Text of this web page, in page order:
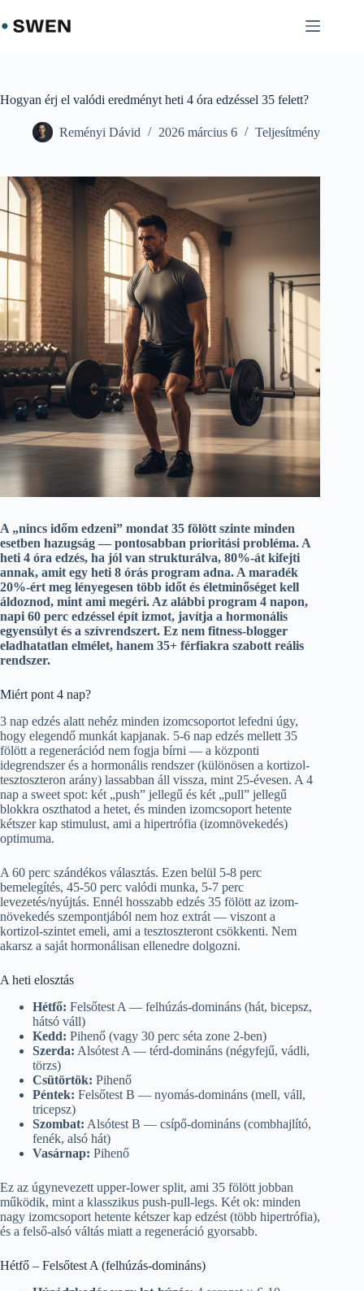
to
content
Hogyan érj el valódi eredményt heti 4 óra edzéssel 35 felett?
Reményi Dávid 2026 március 6 Teljesítmény
A „nincs időm edzeni” mondat 35 fölött szinte minden
esetben hazugság — pontosabban prioritási probléma. A
heti 4 óra edzés, ha jól van strukturálva, 80%-át kifejti
annak, amit egy heti 8 órás program adna. A maradék
20%-ért meg lényegesen több időt és életminőséget kell
áldoznod, mint ami megéri. Az alábbi program 4 napon,
napi 60 perc edzéssel épít izmot, javítja a hormonális
egyensúlyt és a szívrendszert. Ez nem fitness-blogger
eladhatatlan elmélet, hanem 35+ férfiakra szabott reális
rendszer.
Miért pont 4 nap?
3 nap edzés alatt nehéz minden izomcsoportot lefedni úgy,
hogy elegendő munkát kapjanak. 5-6 nap edzés mellett 35
fölött a regenerációd nem fogja bírni — a központi
idegrendszer és a hormonális rendszer (különösen a kortizol-
tesztoszteron arány) lassabban áll vissza, mint 25-évesen. A 4
nap a sweet spot: két „push” jellegű és két „pull” jellegű
blokkra oszthatod a hetet, és minden izomcsoport hetente
kétszer kap stimulust, ami a hipertrófia (izomnövekedés)
optimuma.
A 60 perc szándékos választás. Ezen belül 5-8 perc
bemelegítés, 45-50 perc valódi munka, 5-7 perc
levezetés/nyújtás. Ennél hosszabb edzés 35 fölött az izom-
növekedés szempontjából nem hoz extrát — viszont a
kortizol-szintet emeli, ami a tesztoszteront csökkenti. Nem
akarsz a saját hormonálisan ellenedre dolgozni.
A heti elosztás
Hétfő: Felsőtest A — felhúzás-domináns (hát, bicepsz,
hátsó váll)
Kedd: Pihenő (vagy 30 perc séta zone 2-ben)
Szerda: Alsótest A — térd-domináns (négyfejű, vádli,
törzs)
Csütörtök: Pihenő
Péntek: Felsőtest B — nyomás-domináns (mell, váll,
tricepsz)
Szombat: Alsótest B — csípő-domináns (combhajlító,
fenék, alsó hát)
Vasárnap: Pihenő
Ez az úgynevezett upper-lower split, ami 35 fölött jobban
működik, mint a klasszikus push-pull-legs. Két ok: minden
nagy izomcsoport hetente kétszer kap edzést (több hipertrófia),
és a felső-alsó váltás miatt a regeneráció gyorsabb.
Hétfő – Felsőtest A (felhúzás-domináns)